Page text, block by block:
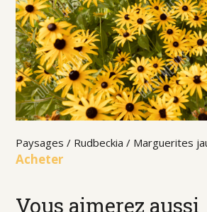
Vous aimerez aussi
Paysages / Rudbeckia / Marguerites
Acheter